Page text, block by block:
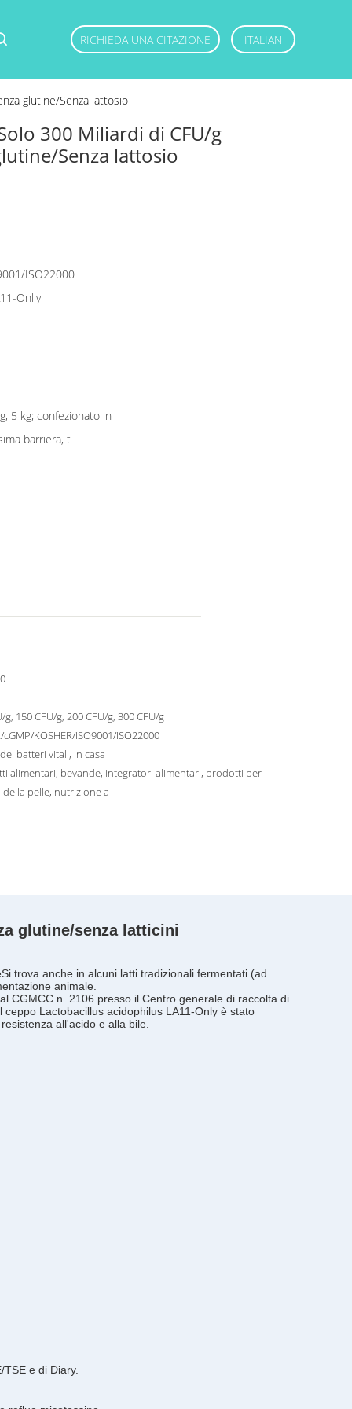
RICHIEDA UNA CITAZIONE ITALIAN
glutine/Senza lattosio
300 Miliardi di CFU/g
Senza lattosio
ISO22000
Onlly
5 kg; confezionato in
barriera, t
g, 150 CFU/g, 200 CFU/g, 300 CFU/g
cGMP/KOSHER/ISO9001/ISO22000
batteri vitali, In casa
alimentari, bevande, integratori alimentari, prodotti per
della pelle, nutrizione a
glutine/senza latticini
Si trova anche in alcuni latti tradizionali fermentati (ad
animale.
CGMCC n. 2106 presso il Centro generale di raccolta di
Lactobacillus acidophilus LA11-Only è stato
all'acido e alla bile.
e di Diary.